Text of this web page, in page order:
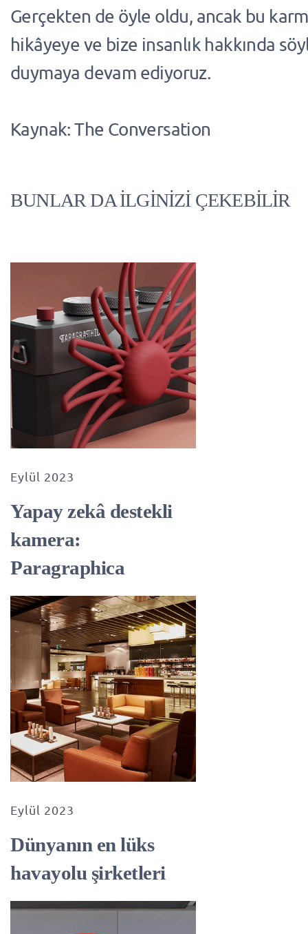
Gerçekten de öyle oldu, ancak bu
hikâyeye ve bize insanlık hakkında
duymaya devam ediyoruz.
Kaynak: The Conversation
BUNLAR DA İLGİNİZİ ÇEKEBİLİR
Eylül 2023
Yapay zekâ destekli
kamera:
Paragraphica
Eylül 2023
Dünyanın en lüks
havayolu şirketleri